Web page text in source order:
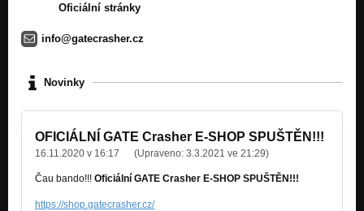
Oficiální stránky
info@gatecrasher.cz
Novinky
OFICIÁLNÍ GATE Crasher E-SHOP SPUŠTĚN!!!
16.11.2020 v 16:17 (Upraveno: 3.3.2021 ve 21:29)
Čau bando!!! Oficiální GATE Crasher E-SHOP SPUŠTĚN!!!
https://shop.gatecrasher.cz/